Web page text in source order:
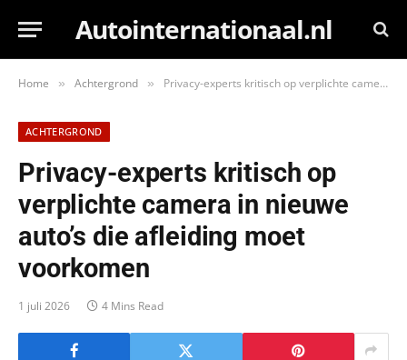
Autointernationaal.nl
Home » Achtergrond » Privacy-experts kritisch op verplichte camera in nieuwe auto’s die afleiding moet voorkomen
ACHTERGROND
Privacy-experts kritisch op
verplichte camera in nieuwe
auto’s die afleiding moet
voorkomen
1 juli 2026 4 Mins Read